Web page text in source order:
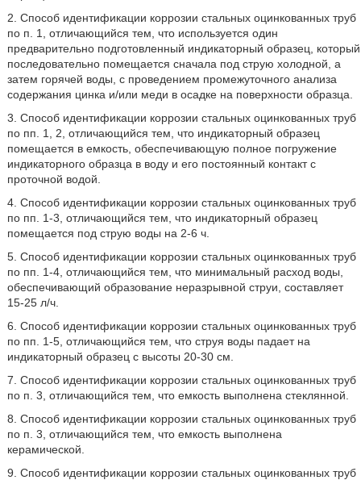
2. Способ идентификации коррозии стальных оцинкованных труб
по п. 1, отличающийся тем, что используется один
предварительно подготовленный индикаторный образец, который
последовательно помещается сначала под струю холодной, а
затем горячей воды, с проведением промежуточного анализа
содержания цинка и/или меди в осадке на поверхности образца.
3. Способ идентификации коррозии стальных оцинкованных труб
по пп. 1, 2, отличающийся тем, что индикаторный образец
помещается в емкость, обеспечивающую полное погружение
индикаторного образца в воду и его постоянный контакт с
проточной водой.
4. Способ идентификации коррозии стальных оцинкованных труб
по пп. 1-3, отличающийся тем, что индикаторный образец
помещается под струю воды на 2-6 ч.
5. Способ идентификации коррозии стальных оцинкованных труб
по пп. 1-4, отличающийся тем, что минимальный расход воды,
обеспечивающий образование неразрывной струи, составляет
15-25 л/ч.
6. Способ идентификации коррозии стальных оцинкованных труб
по пп. 1-5, отличающийся тем, что струя воды падает на
индикаторный образец с высоты 20-30 см.
7. Способ идентификации коррозии стальных оцинкованных труб
по п. 3, отличающийся тем, что емкость выполнена стеклянной.
8. Способ идентификации коррозии стальных оцинкованных труб
по п. 3, отличающийся тем, что емкость выполнена
керамической.
9. Способ идентификации коррозии стальных оцинкованных труб